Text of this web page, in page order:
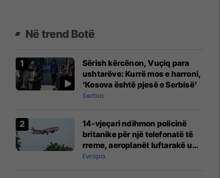
Në trend Botë
Sërish kërcënon, Vuçiq para
ushtarëve: Kurrë mos e harroni,
'Kosova është pjesë e Serbisë'
Serbia
14-vjeçari ndihmon policinë
britanike për një telefonatë të
rreme, aeroplanët luftarakë u
ngritën në ajër për të
Evropa